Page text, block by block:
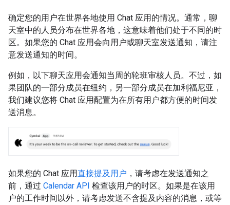
确定您的用户在世界各地使用 Chat 应用的情况。通常，聊
天室中的人员分布在世界各地，这意味着他们处于不同的时
区。如果您的 Chat 应用会向用户或聊天室发送通知，请注
意发送通知的时间。
例如，以下聊天应用会通知当周的轮班审核人员。不过，如
果团队的一部分成员在纽约，另一部分成员在加利福尼亚，
我们建议您将 Chat 应用配置为在所有用户都方便的时间发
送消息。
如果您的 Chat 应用直接提及用户 ，请考虑在发送通知之
前，通过 Calendar API 检查该用户的时区。如果是在该用
户的工作时间以外，请考虑发送不含提及内容的消息，或等